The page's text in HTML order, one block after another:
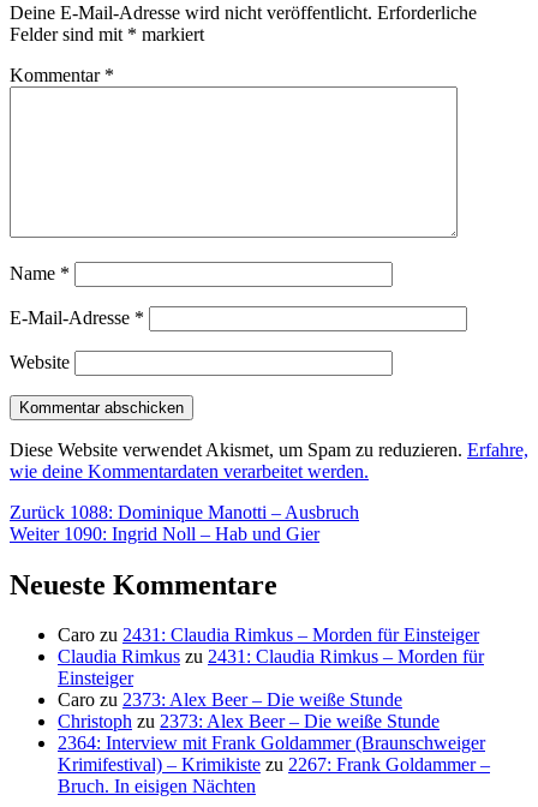
Deine E-Mail-Adresse wird nicht veröffentlicht. Erforderliche
Felder sind mit * markiert
Kommentar *
Name *
E-Mail-Adresse *
Website
Diese Website verwendet Akismet, um Spam zu reduzieren. Erfahre,
wie deine Kommentardaten verarbeitet werden.
Beitragsnavigation
Zurück Vorheriger
Beitrag:
1088: Dominique Manotti – Ausbruch
Weiter Nächster
1090: Ingrid Noll – Hab und Gier
Neueste Kommentare
Caro zu 2431: Claudia Rimkus – Morden für Einsteiger
Claudia Rimkus zu 2431: Claudia Rimkus – Morden für
Einsteiger
Caro zu 2373: Alex Beer – Die weiße Stunde
Christoph zu 2373: Alex Beer – Die weiße Stunde
2364: Interview mit Frank Goldammer (Braunschweiger
Krimifestival) – Krimikiste zu 2267: Frank Goldammer –
Bruch. In eisigen Nächten